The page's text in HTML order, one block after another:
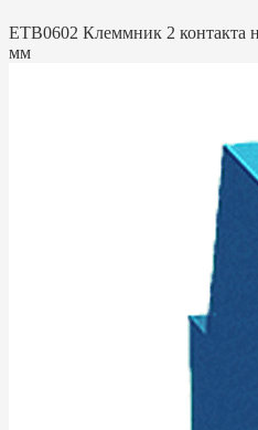
ETB0602 Клеммник 2 контакта
мм